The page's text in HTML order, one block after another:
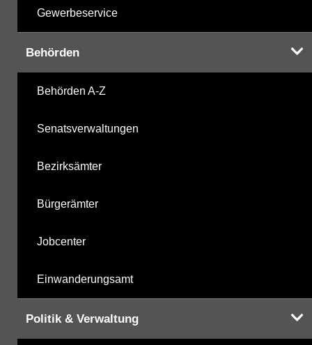
Gewerbeservice
Behörden
Behörden A-Z
Senatsverwaltungen
Bezirksämter
Bürgerämter
Jobcenter
Einwanderungsamt
Politik & Verwaltung